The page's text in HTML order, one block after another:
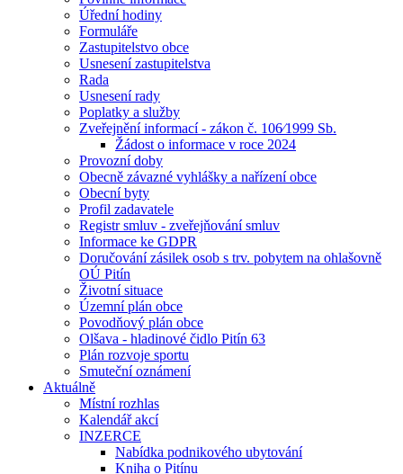
Úřední hodiny
Formuláře
Zastupitelstvo obce
Usnesení zastupitelstva
Rada
Usnesení rady
Poplatky a služby
Zveřejnění informací - zákon č. 106⁄1999 Sb.
Žádost o informace v roce 2024
Provozní doby
Obecně závazné vyhlášky a nařízení obce
Obecní byty
Profil zadavatele
Registr smluv - zveřejňování smluv
Informace ke GDPR
Doručování zásilek osob s trv. pobytem na ohlašovně
OÚ Pitín
Životní situace
Územní plán obce
Povodňový plán obce
Olšava - hladinové čidlo Pitín 63
Plán rozvoje sportu
Smuteční oznámení
Aktuálně
Místní rozhlas
Kalendář akcí
INZERCE
Nabídka podnikového ubytování
Kniha o Pitínu